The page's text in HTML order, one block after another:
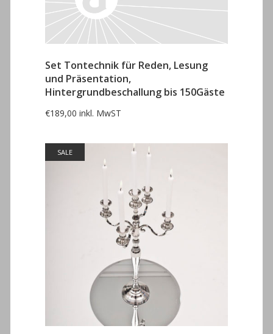
Set Tontechnik für Reden, Lesung
und Präsentation,
Hintergrundbeschallung bis 150Gäste
€189,00 inkl. MwST
SALE